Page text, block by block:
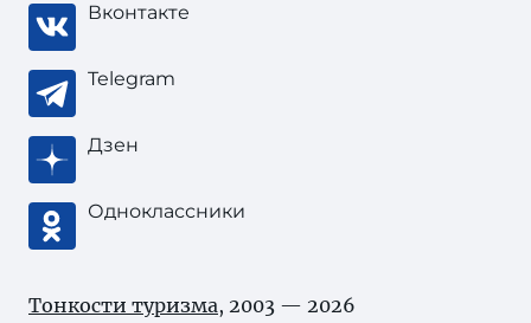
Вконтакте
Telegram
Дзен
Одноклассники
Тонкости туризма, 2003 — 2026